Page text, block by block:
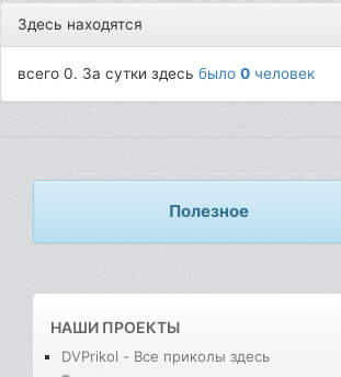
Здесь находятся
всего 0. За сутки здесьбыло0 человек
Полезное
НАШИ ПРОЕКТЫ
DVPrikol - Все приколы здесь